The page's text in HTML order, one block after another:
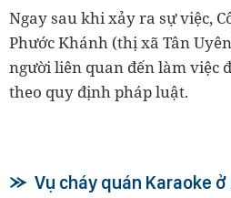
Ngay sau khi xảy ra sự việc,
Phước Khánh (thị xã Tân
người liên quan đến làm việc
theo quy định pháp luật.
Vụ cháy quán Karaoke